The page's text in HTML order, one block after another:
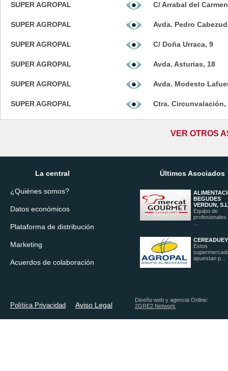
SUPER AGROPAL C/ Arrabal del
SUPER AGROPAL Avda. Pedro
SUPER AGROPAL C/ Doña Urraca, 9
SUPER AGROPAL Avda. Asturias, 18
SUPER AGROPAL Avda. Modesto
SUPER AGROPAL Ctra. Circunvalación,
VER OTROS
La central
¿Quiénes somos?
Datos económicos
Plataforma de distribución
Marketing
Acuerdos de colaboración
Últimos Asociados
BEGUDES
VERDUN,
Equipo de
profesionales
Estos
apuestan p...
Política Privacidad Aviso Legal
Diseño web y agencia Online:
2GRE2 Network